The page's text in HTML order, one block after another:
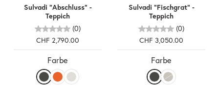
Sulvadi "Abschluss" -
Teppich
(0)
CHF 2,790.00
Farbe
Sulvadi "Fischgrat" -
Teppich
(0)
CHF 3,050.00
Farbe